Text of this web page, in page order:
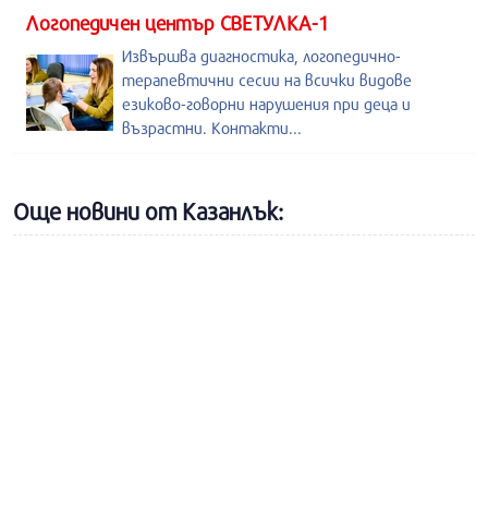
Логопедичен център СВЕТУЛКА-1
Извършва диагностика, логопедично-
терапевтични сесии на всички видове
езиково-говорни нарушения при деца и
възрастни. Контакти...
Още новини от Казанлък: